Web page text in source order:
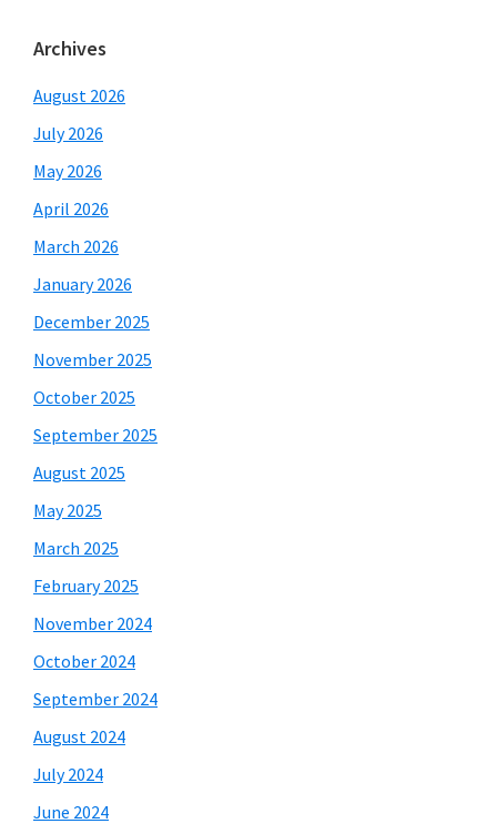
Archives
August 2026
July 2026
May 2026
April 2026
March 2026
January 2026
December 2025
November 2025
October 2025
September 2025
August 2025
May 2025
March 2025
February 2025
November 2024
October 2024
September 2024
August 2024
July 2024
June 2024